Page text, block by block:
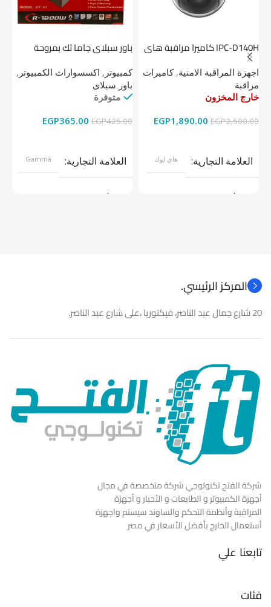
IPC-D140H كاميرا مراقبة هاى
لوك داخلية 4 ميجا
اجهزة المراقبة الامنية,كاميرات
مراقبة
خارج المخزون
EGP2,500.00
EGP1,890.00
العلامة التجارية هاي لوك
موديل
باور سبلاي جاما تك بمروحة
كمبيوتر , اكسسوارات الكمبيوتر ,
باور سبلاى
متوفرة
EGP425.00
EGP365.00
العلامة التجارية Gamma
موديل
المركز الرئيسي.
20 شارع جمال عبد الناصر، فيكتوريا ،على شارع عبد الناصر.
شركة الفتح تكنولوجي شركة متخصصة في مجال
أجهزة الكمبيوتر و الطابعات و الأحبار و أجهزة
المراقبة وأنظمة التحكم والساوند سيستم واجهزة
أستعمال الخارج بأفضل الأسعار في مصر
تابعنا علي
فئات